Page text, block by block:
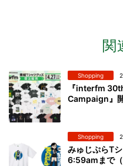
関
Shopping
『interfm
Campaign』
Shopping
みゅじぷらT
6:59amまで（